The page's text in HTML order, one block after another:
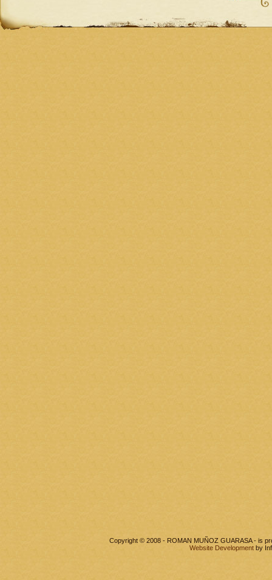
Copyright © 2008 - ROMAN MUÑOZ GUARASA - is
Website Development by